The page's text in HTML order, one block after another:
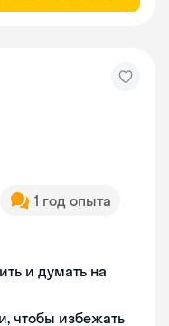
1 год опыта
и думать на
чтобы избежать